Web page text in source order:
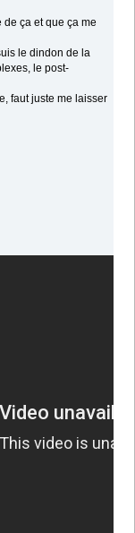
ça et que ça me
le dindon de la
le post-
faut juste me laisser